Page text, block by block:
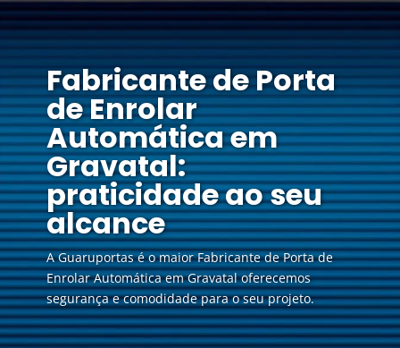
Fabricante de Porta
de Enrolar
Automática em
Gravatal:
praticidade ao seu
alcance
A Guaruportas é o maior Fabricante de Porta de
Enrolar Automática em Gravatal oferecemos
segurança e comodidade para o seu projeto.